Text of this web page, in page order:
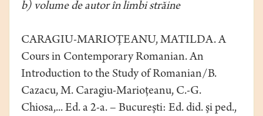
b) volume de autor în limbi străine
CARAGIU-MARIOŢEANU, MATILDA. A
Cours in Contemporary Romanian. An
Introduction to the Study of Romanian/B.
Cazacu, M. Caragiu-Marioţeanu, C.-G.
Chiosa,... Ed. a 2-a. – Bucureşti: Ed. did. şi ped.,